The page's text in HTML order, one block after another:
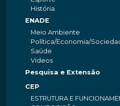
História
ENADE
Meio Ambiente
Política/Economia/
Saúde
Videos
Pesquisa e Extensão
CEP
ESTRUTURA E